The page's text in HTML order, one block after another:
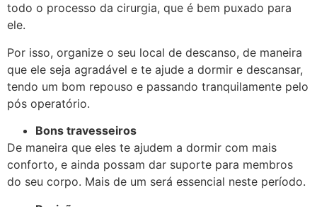
todo o processo da cirurgia, que é bem puxado para
ele.
Por isso, organize o seu local de descanso, de maneira
que ele seja agradável e te ajude a dormir e descansar,
tendo um bom repouso e passando tranquilamente pelo
pós operatório.
Bons travesseiros
De maneira que eles te ajudem a dormir com mais
conforto, e ainda possam dar suporte para membros
do seu corpo. Mais de um será essencial neste período.